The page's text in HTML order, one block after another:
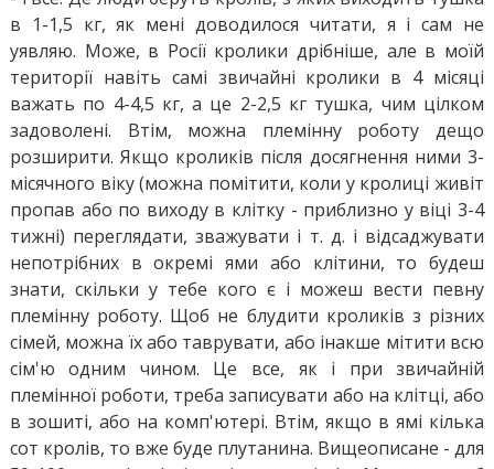
в 1-1,5 кг, як мені доводилося читати, я і сам не
уявляю. Може, в Росії кролики дрібніше, але в моїй
території навіть самі звичайні кролики в 4 місяці
важать по 4-4,5 кг, а це 2-2,5 кг тушка, чим цілком
задоволені. Втім, можна племінну роботу дещо
розширити. Якщо кроликів після досягнення ними 3-
місячного віку (можна помітити, коли у кролиці живіт
пропав або по виходу в клітку - приблизно у віці 3-4
тижні) переглядати, зважувати і т. д. і відсаджувати
непотрібних в окремі ями або клітини, то будеш
знати, скільки у тебе кого є і можеш вести певну
племінну роботу. Щоб не блудити кроликів з різних
сімей, можна їх або таврувати, або інакше мітити всю
сім'ю одним чином. Це все, як і при звичайній
племінної роботи, треба записувати або на клітці, або
в зошиті, або на комп'ютері. Втім, якщо в ямі кілька
сот кролів, то вже буде плутанина. Вищеописане - для